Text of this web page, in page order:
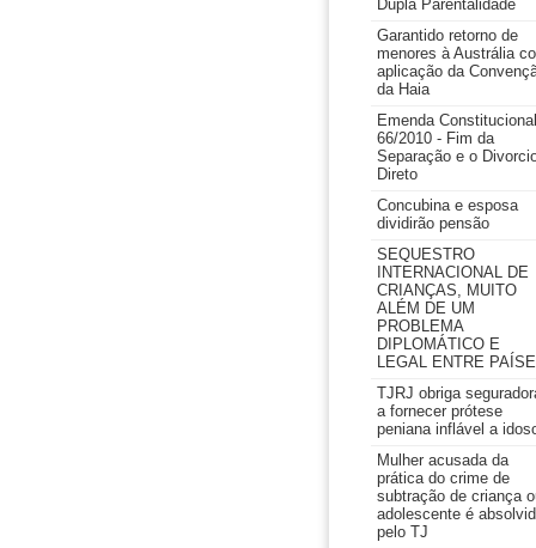
Dupla Parentalidade
Garantido retorno de
menores à Austrália
aplicação da
da Haia
Emenda Constitucional
66/2010 - Fim da
Separação e o
Direto
Concubina e esposa
dividirão pensão
SEQUESTRO
INTERNACIONAL DE
CRIANÇAS, MUITO
ALÉM DE UM
PROBLEMA
DIPLOMÁTICO E
LEGAL ENTRE
TJRJ obriga
a fornecer prótese
peniana inflável a
Mulher acusada da
prática do crime de
subtração de criança
adolescente é
pelo TJ